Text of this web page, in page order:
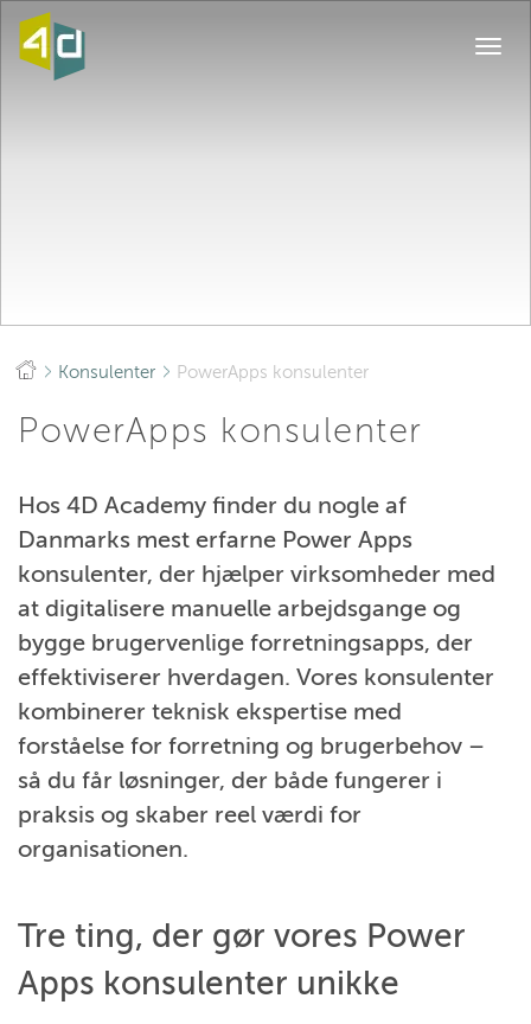
Konsulenter PowerApps konsulenter
PowerApps konsulenter
Hos 4D Academy finder du nogle af
Danmarks mest erfarne Power Apps
konsulenter, der hjælper virksomheder med
at digitalisere manuelle arbejdsgange og
bygge brugervenlige forretningsapps, der
effektiviserer hverdagen. Vores konsulenter
kombinerer teknisk ekspertise med
forståelse for forretning og brugerbehov –
så du får løsninger, der både fungerer i
praksis og skaber reel værdi for
organisationen.
Tre ting, der gør vores Power
Apps konsulenter unikke